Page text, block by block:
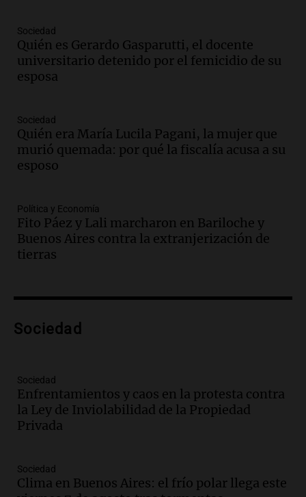
en suspenso a hombre por simular robo
de recaudación en San Luis
Panorama Federal
Episodios
ayuda por problemas de fertilidad y la
ostentación de millonarios
Amamos Argentina
Episodios
avanza con testimonios clave sobre el
accidente en Villa Dolores
Panorama Federal
Episodios
tributo todos los jueves
Episodios
sea, va a ser lindo”
La Cadena del Gol
Episodios
Audio.
mano es muy peligroso”
La Argentina, hoy
Episodios
Sociedad
Quién es Gerardo Gasparutti, el docente
universitario detenido por el femicidio de su
esposa
Sociedad
Quién era María Lucila Pagani, la mujer que
murió quemada: por qué la fiscalía acusa a su
esposo
Política y Economía
Fito Páez y Lali marcharon en Bariloche y
Buenos Aires contra la extranjerización de
tierras
Sociedad
Sociedad
Enfrentamientos y caos en la protesta contra
la Ley de Inviolabilidad de la Propiedad
Privada
Sociedad
Clima en Buenos Aires: el frío polar llega este